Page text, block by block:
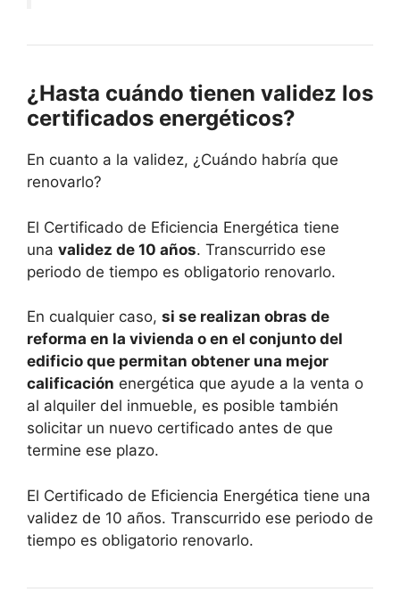
¿Hasta cuándo tienen validez los
certificados energéticos?
En cuanto a la validez, ¿Cuándo habría que
renovarlo?
El Certificado de Eficiencia Energética tiene
una validez de 10 años. Transcurrido ese
periodo de tiempo es obligatorio renovarlo.
En cualquier caso, si se realizan obras de
reforma en la vivienda o en el conjunto del
edificio que permitan obtener una mejor
calificación energética que ayude a la venta o
al alquiler del inmueble, es posible también
solicitar un nuevo certificado antes de que
termine ese plazo.
El Certificado de Eficiencia Energética tiene una
validez de 10 años. Transcurrido ese periodo de
tiempo es obligatorio renovarlo.